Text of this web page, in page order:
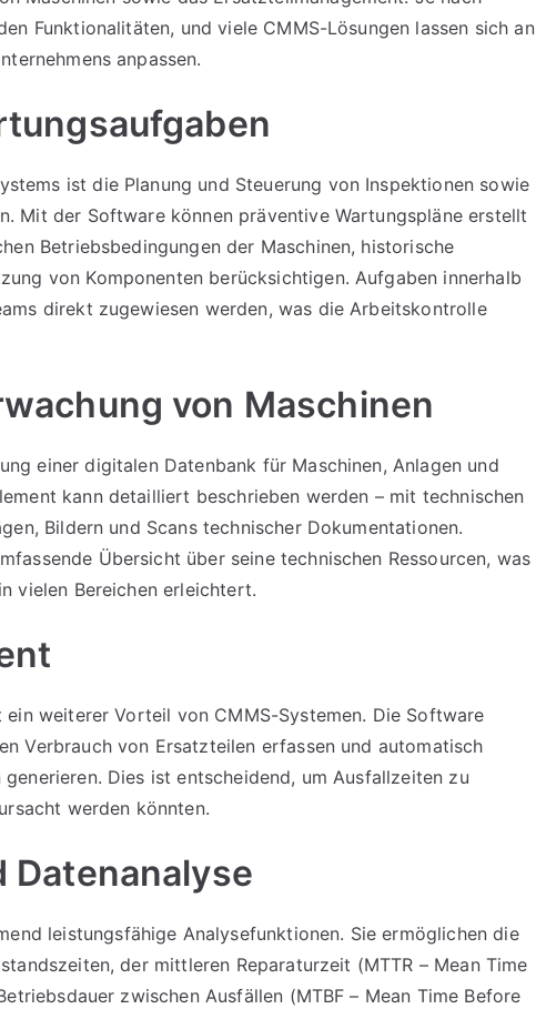
Funktionalitäten, und viele CMMS-Lösungen lassen sich an
anpassen.
ist die Planung und Steuerung von Inspektionen sowie
Mit der Software können präventive Wartungspläne erstellt
Betriebsbedingungen der Maschinen, historische
von Komponenten berücksichtigen. Aufgaben innerhalb
direkt zugewiesen werden, was die Arbeitskontrolle
von Maschinen
einer digitalen Datenbank für Maschinen, Anlagen und
kann detailliert beschrieben werden – mit technischen
Bildern und Scans technischer Dokumentationen.
Übersicht über seine technischen Ressourcen, was
vielen Bereichen erleichtert.
weiterer Vorteil von CMMS-Systemen. Die Software
Verbrauch von Ersatzteilen erfassen und automatisch
Dies ist entscheidend, um Ausfallzeiten zu
werden könnten.
Datenanalyse
leistungsfähige Analysefunktionen. Sie ermöglichen die
der mittleren Reparaturzeit (MTTR – Mean Time
zwischen Ausfällen (MTBF – Mean Time Before